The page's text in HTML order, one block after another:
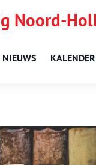
Noord-
NIEUWS KALENDER